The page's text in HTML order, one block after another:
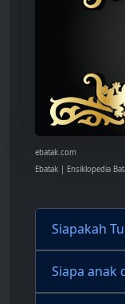
ebatak.com
Ebatak | Ensiklopedia
Siapakah
Siapa anak